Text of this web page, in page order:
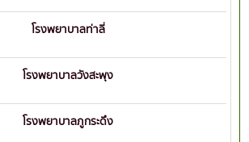
โรงพยาบาลท่าลี่
โรงพยาบาลวังสะพุง
โรงพยาบาลภูกระดึง